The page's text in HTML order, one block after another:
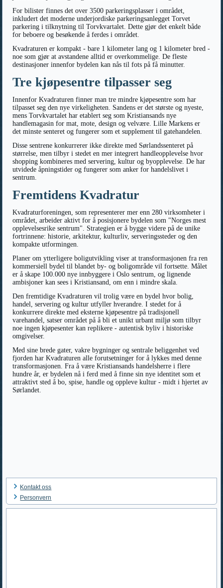
For bilister finnes det over 3500 parkeringsplasser i området,
inkludert det moderne underjordiske parkeringsanlegget Torvet
parkering i tilknytning til Torvkvartalet. Dette gjør det enkelt både
for beboere og besøkende å ferdes i området.
Kvadraturen er kompakt - bare 1 kilometer lang og 1 kilometer bred -
noe som gjør at avstandene alltid er overkommelige. De fleste
destinasjoner innenfor bydelen kan nås til fots på få minutter.
Tre kjøpesentre tilpasser seg
Innenfor Kvadraturen finner man tre mindre kjøpesentre som har
tilpasset seg den nye virkeligheten. Sandens er det største og nyeste,
mens Torvkvartalet har etablert seg som Kristiansands nye
handlemagasin for mat, mote, design og velvære. Lille Markens er
det minste senteret og fungerer som et supplement til gatehandelen.
Disse sentrene konkurrerer ikke direkte med Sørlandssenteret på
størrelse, men tilbyr i stedet en mer integrert handleopplevelse hvor
shopping kombineres med servering, kultur og byopplevelse. De har
utvidede åpningstider og fungerer som anker for handelslivet i
sentrum.
Fremtidens Kvadratur
Kvadraturforeningen, som representerer mer enn 280 virksomheter i
området, arbeider aktivt for å posisjonere bydelen som "Norges mest
opplevelsesrike sentrum". Strategien er å bygge videre på de unike
fortrinnene: historie, arkitektur, kulturliv, serveringssteder og den
kompakte utformingen.
Planer om ytterligere boligutvikling viser at transformasjonen fra ren
kommersiell bydel til blandet by- og boligområde vil fortsette. Målet
er å skape 100.000 nye innbyggere i Oslo sentrum, og lignende
ambisjoner kan sees i Kristiansand, om enn i mindre skala.
Den fremtidige Kvadraturen vil trolig være en bydel hvor bolig,
handel, servering og kultur utfyller hverandre. I stedet for å
konkurrere direkte med eksterne kjøpesentre på tradisjonell
varehandel, satser området på å bli et unikt urbant miljø som tilbyr
noe ingen kjøpesenter kan replikere - autentisk byliv i historiske
omgivelser.
Med sine brede gater, vakre bygninger og sentrale beliggenhet ved
fjorden har Kvadraturen alle forutsetninger for å lykkes med denne
transformasjonen. Fra å være Kristiansands handelsherre i flere
hundre år, er bydelen nå i ferd med å finne sin nye identitet som et
attraktivt sted å bo, spise, handle og oppleve kultur - midt i hjertet av
Sørlandet.
Kontakt oss
Personvern